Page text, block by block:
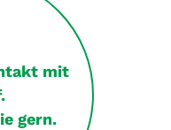
mit
gern.